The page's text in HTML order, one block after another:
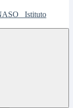
Istituto